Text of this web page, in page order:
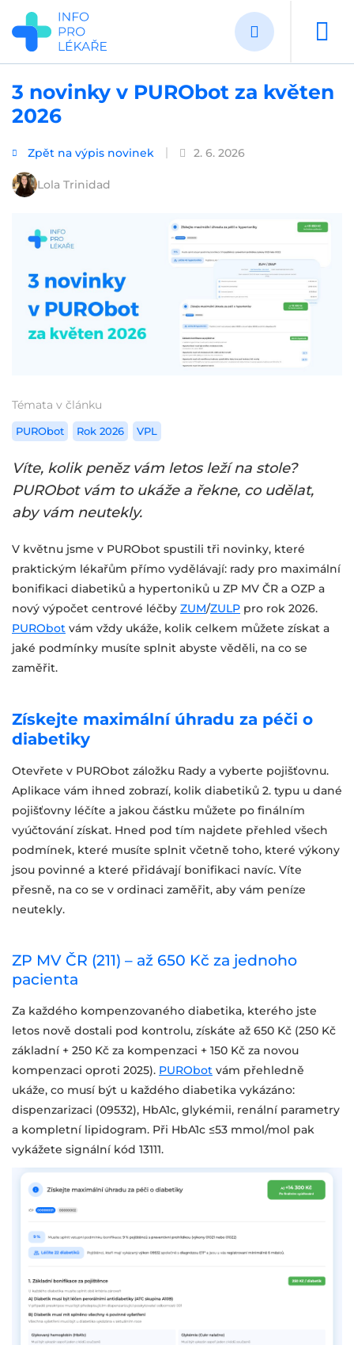
Přejít
hlavnímu
obsahu
3 novinky v PURObot za květen
2026
Zpět na výpis novinek 2. 6. 2026
Lola Trinidad
Témata v článku
PURObot Rok 2026 VPL
Víte, kolik peněz vám letos leží na stole?
PURObot vám to ukáže a řekne, co udělat,
aby vám neutekly.
V květnu jsme v PURObot spustili tři novinky, které
praktickým lékařům přímo vydělávají: rady pro maximální
bonifikaci diabetiků a hypertoniků u ZP MV ČR a OZP a
nový výpočet centrové léčby ZUM/ZULP pro rok 2026.
PURObot vám vždy ukáže, kolik celkem můžete získat a
jaké podmínky musíte splnit abyste věděli, na co se
zaměřit.
Získejte maximální úhradu za péči o
diabetiky
Otevřete v PURObot záložku Rady a vyberte pojišťovnu.
Aplikace vám ihned zobrazí, kolik diabetiků 2. typu u dané
pojišťovny léčíte a jakou částku můžete po finálním
vyúčtování získat. Hned pod tím najdete přehled všech
podmínek, které musíte splnit včetně toho, které výkony
jsou povinné a které přidávají bonifikaci navíc. Víte
přesně, na co se v ordinaci zaměřit, aby vám peníze
neutekly.
ZP MV ČR (211) – až 650 Kč za jednoho
pacienta
Za každého kompenzovaného diabetika, kterého jste
letos nově dostali pod kontrolu, získáte až 650 Kč (250 Kč
základní + 250 Kč za kompenzaci + 150 Kč za novou
kompenzaci oproti 2025). PURObot vám přehledně
ukáže, co musí být u každého diabetika vykázáno:
dispenzarizaci (09532), HbA1c, glykémii, renální parametry
a kompletní lipidogram. Při HbA1c ≤53 mmol/mol pak
vykážete signální kód 13111.